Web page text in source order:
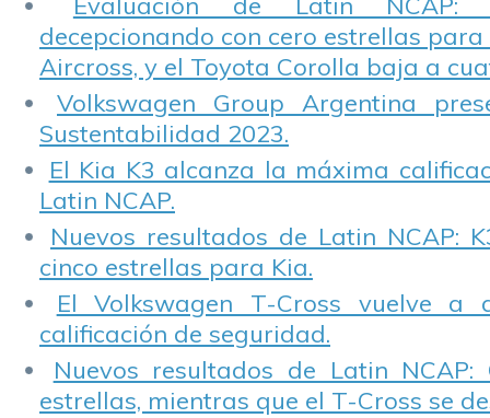
decepcionando con cero estrellas para
Aircross, y el Toyota Corolla baja a
Volkswagen Group Argentina
Sustentabilidad 2023.
El Kia K3 alcanza la máxima
Latin NCAP.
Nuevos resultados de Latin NCAP:
cinco estrellas para Kia.
El Volkswagen T-Cross vuelve a
calificación de seguridad.
Nuevos resultados de Latin NCAP:
estrellas, mientras que el T-Cross se